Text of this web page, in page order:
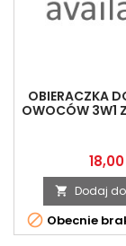
OBIERACZKA
OWOCÓW 3W1
Cena
18,00
 Dodaj
 Obecnie